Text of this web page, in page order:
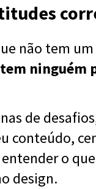
não tem
ninguém
de
conteúdo,
o
design.